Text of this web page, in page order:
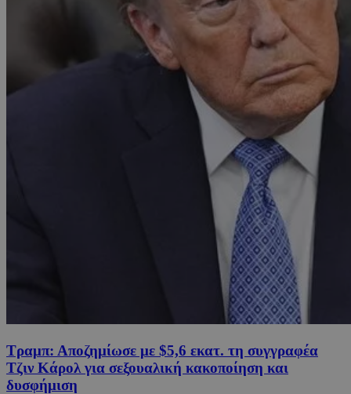
Τραμπ: Αποζημίωσε με $5,6 εκατ. τη συγγραφέα
Τζιν Κάρολ για σεξουαλική κακοποίηση και
δυσφήμιση